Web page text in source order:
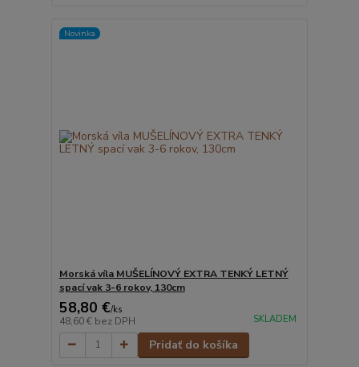
Novinka
Morská víla MUŠELÍNOVÝ EXTRA TENKÝ LETNÝ
spací vak 3-6 rokov, 130cm
58,80 €/ks
48,60 € bez DPH SKLADEM
Pridať do košíka